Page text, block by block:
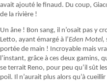
avait ajouté le finaud. Du coup,
de la rivière !
Un âne ! Bon sang, il n’osait pas y
Letto, ayant émargé à l’Eden Motel,
portée de main ! Incroyable mais
l’instant, grâce à ces deux gamins,
se terrait Reno, pour peu qu’il sût
poil. Il n’aurait plus alors qu’à